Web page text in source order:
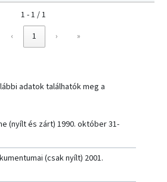
1 - 1 / 1
‹ 1 › »
adatok találhatók meg a
(nyílt és zárt) 1990. október 31-
(csak nyílt) 2001.